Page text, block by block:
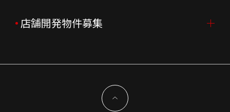
企業理念
新型コロナウイルス対応
決算資料
コーポレートガバナンス
中途採用
よくあるご質問
FC加盟店募集TOP
店舗開発物件募集